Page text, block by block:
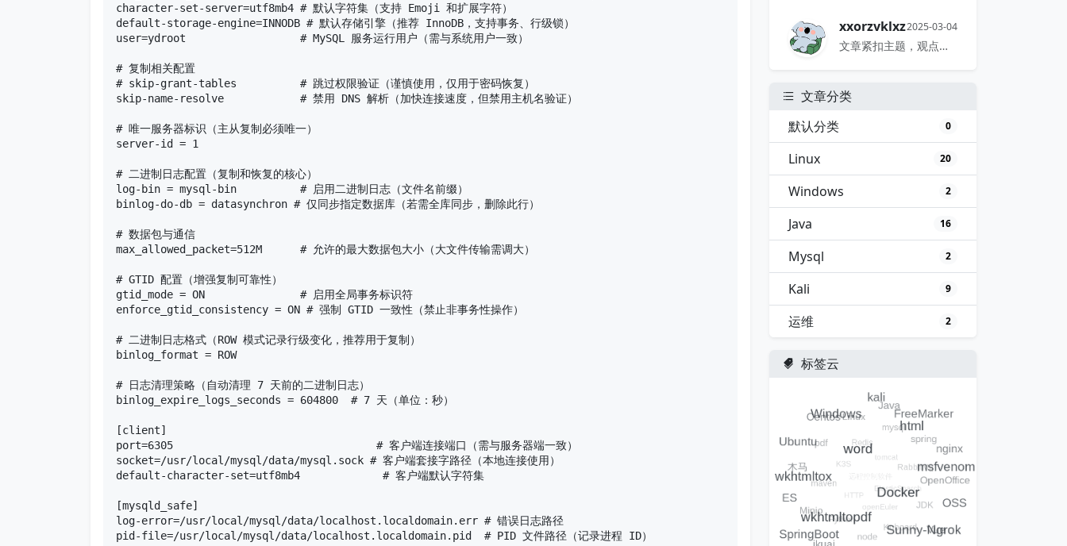
character-set-server=utf8mb4 # 默认字符集（支持 Emoji 和扩展字符）
default-storage-engine=INNODB # 默认存储引擎（推荐 InnoDB，支持事务、行级锁）
user=ydroot                  # MySQL 服务运行用户（需与系统用户一致）
# 复制相关配置
# skip-grant-tables          # 跳过权限验证（谨慎使用，仅用于密码恢复）
skip-name-resolve            # 禁用 DNS 解析（加快连接速度，但禁用主机名验证）
# 唯一服务器标识（主从复制必须唯一）
server-id = 1
# 二进制日志配置（复制和恢复的核心）
log-bin = mysql-bin          # 启用二进制日志（文件名前缀）
binlog-do-db = datasynchron # 仅同步指定数据库（若需全库同步，删除此行）
# 数据包与通信
max_allowed_packet=512M      # 允许的最大数据包大小（大文件传输需调大）
# GTID 配置（增强复制可靠性）
gtid_mode = ON               # 启用全局事务标识符
enforce_gtid_consistency = ON # 强制 GTID 一致性（禁止非事务性操作）
# 二进制日志格式（ROW 模式记录行级变化，推荐用于复制）
binlog_format = ROW
# 日志清理策略（自动清理 7 天前的二进制日志）
binlog_expire_logs_seconds = 604800  # 7 天（单位：秒）
[client]
port=6305                                # 客户端连接端口（需与服务器端一致）
socket=/usr/local/mysql/data/mysql.sock # 客户端套接字路径（本地连接使用）
default-character-set=utf8mb4             # 客户端默认字符集
[mysqld_safe]
log-error=/usr/local/mysql/data/localhost.localdomain.err # 错误日志路径
pid-file=/usr/local/mysql/data/localhost.localdomain.pid  # PID 文件路径（记录进程 ID）
xxorzvklxz2025-03-04
文章紧扣主题，观点鲜明，展现出深刻...
文章分类
默认分类
0
Linux 20
Windows 2
Java 16
Mysql 2
Kali 9
运维 2
标签云